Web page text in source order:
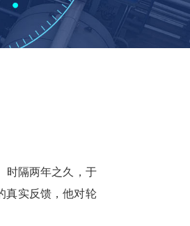
时隔两年之久，于
真实反馈，他对轮